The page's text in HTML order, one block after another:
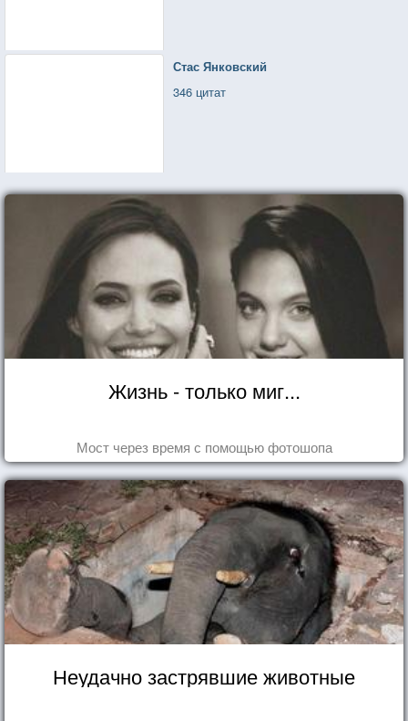
Стас Янковский
346 цитат
Жизнь - только миг...
Мост через время с помощью фотошопа
Неудачно застрявшие животные